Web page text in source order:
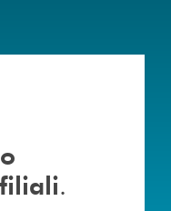
delle filiali .
filiali.